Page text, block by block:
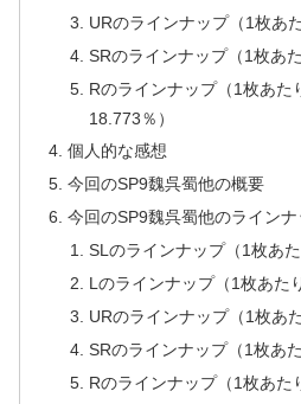
URのラインナップ（1枚あ
SRのラインナップ（1枚あ
Rのラインナップ（1枚あた
18.773％）
個人的な感想
今回のSP9魏呉蜀他の概要
今回のSP9魏呉蜀他のライン
SLのラインナップ（1枚あ
Lのラインナップ（1枚あた
URのラインナップ（1枚あ
SRのラインナップ（1枚あ
Rのラインナップ（1枚あた